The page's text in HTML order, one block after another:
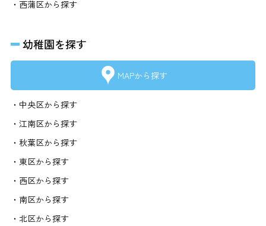
・西蒲区から探す
幼稚園を探す
MAPから探す
・中央区から探す
・江南区から探す
・秋葉区から探す
・東区から探す
・西区から探す
・南区から探す
・北区から探す